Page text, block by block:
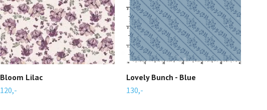
Bloom Lilac
120,-
Lovely Bunch - Blue
130,-